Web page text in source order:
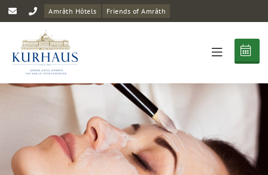
Amrâth Hôtels Friends of Amrâth